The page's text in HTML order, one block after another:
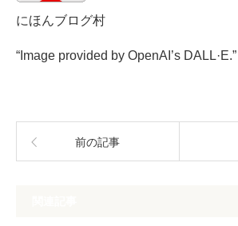
にほんブログ村
“Image provided by OpenAI’s DALL·E.”
前の記事